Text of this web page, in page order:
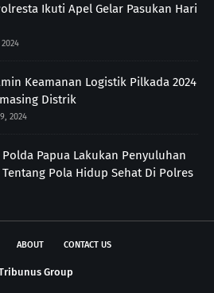
Ikuti Apel Gelar Pasukan Hari
Keamanan Logistik Pilkada 2024
Distrik
2024
Papua Lakukan Penyuluhan
Pola Hidup Sehat Di Polres
ABOUT CONTACT US
Group